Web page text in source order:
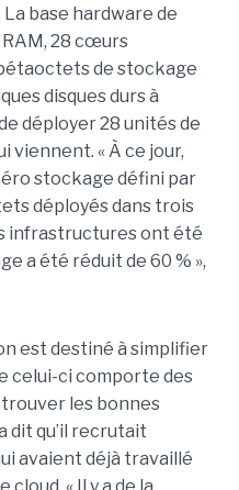
base hardware de
28 cœurs
de stockage
disques durs à
déployer 28 unités de
viennent. « À ce jour,
stockage défini par
déployés dans trois
infrastructures ont été
a été réduit de 60 % »,
est destiné à simplifier
celui-ci comporte des
les bonnes
dit qu’il recrutait
avaient déjà travaillé